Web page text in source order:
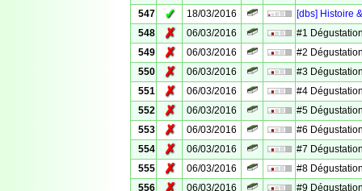
547
✓ 18/03/2016
[dbs] Histoire
548
✗ 06/03/2016
#1
549
✗ 06/03/2016
#2
550
✗ 06/03/2016
#3
551
✗ 06/03/2016
#4
552
✗ 06/03/2016
#5
553
✗ 06/03/2016
#6
554
✗ 06/03/2016
#7
555
✗ 06/03/2016
#8
556
06/03/2016
#9